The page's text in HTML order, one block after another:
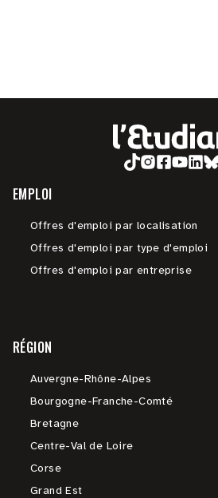
EMPLOI
Offres d'emploi par localisation
Offres d'emploi par type d'emploi
Offres d'emploi par entreprise
RÉGION
Auvergne-Rhône-Alpes
Bourgogne-Franche-Comté
Bretagne
Centre-Val de Loire
Corse
Grand Est